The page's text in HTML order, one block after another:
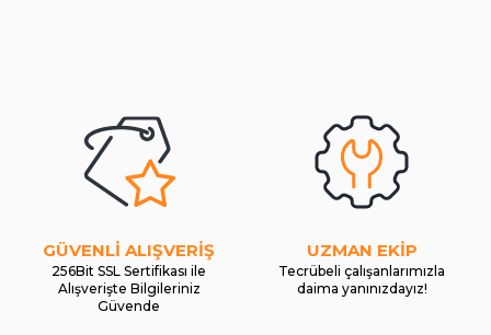
GÜVENLİ ALIŞVERİŞ
256Bit SSL Sertifikası ile
Alışverişte Bilgileriniz
Güvende
UZMAN EKİP
Tecrübeli çalışanlarımızla
daima yanınızdayız!